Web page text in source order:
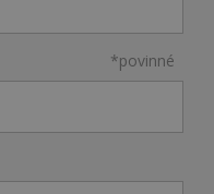
*povinné